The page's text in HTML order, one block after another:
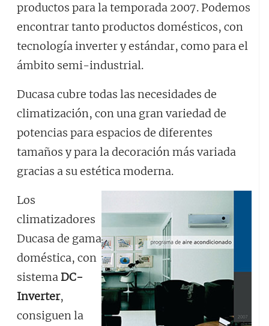
productos para la temporada 2007. Podemos
encontrar tanto productos domésticos, con
tecnología inverter y estándar, como para el
ámbito semi-industrial.
Ducasa cubre todas las necesidades de
climatización, con una gran variedad de
potencias para espacios de diferentes
tamaños y para la decoración más variada
gracias a su estética moderna.
Los
climatizadores
Ducasa de gama
doméstica, con
sistema DC-
Inverter,
consiguen la